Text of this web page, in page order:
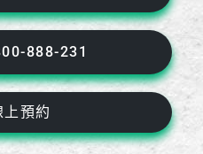
888-231
上預約